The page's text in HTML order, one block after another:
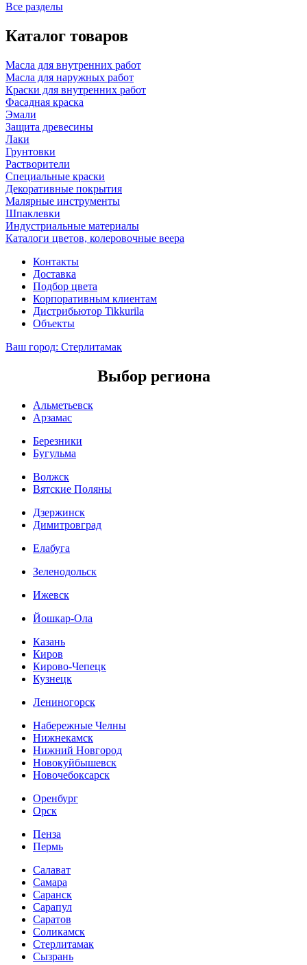
Все разделы
Каталог товаров
Масла для внутренних работ
Масла для наружных работ
Краски для внутренних работ
Фасадная краска
Эмали
Защита древесины
Лаки
Грунтовки
Растворители
Специальные краски
Декоративные покрытия
Малярные инструменты
Шпаклевки
Индустриальные материалы
Каталоги цветов, колеровочные веера
Контакты
Доставка
Подбор цвета
Корпоративным клиентам
Дистрибьютор Tikkurila
Объекты
Ваш город: Стерлитамак
Выбор региона
Альметьевск
Арзамас
Березники
Бугульма
Волжск
Вятские Поляны
Дзержинск
Димитровград
Елабуга
Зеленодольск
Ижевск
Йошкар-Ола
Казань
Киров
Кирово-Чепецк
Кузнецк
Лениногорск
Набережные Челны
Нижнекамск
Нижний Новгород
Новокуйбышевск
Новочебоксарск
Оренбург
Орск
Пенза
Пермь
Салават
Самара
Саранск
Сарапул
Саратов
Соликамск
Стерлитамак
Сызрань